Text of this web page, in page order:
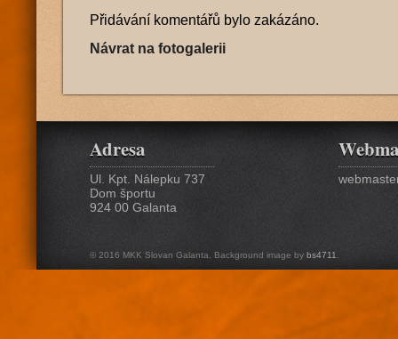
Přidávání komentářů bylo zakázáno.
Návrat na fotogalerii
Adresa
Ul. Kpt. Nálepku 737
Dom športu
924 00 Galanta
© 2016 MKK Slovan Galanta. Background image by bs4711